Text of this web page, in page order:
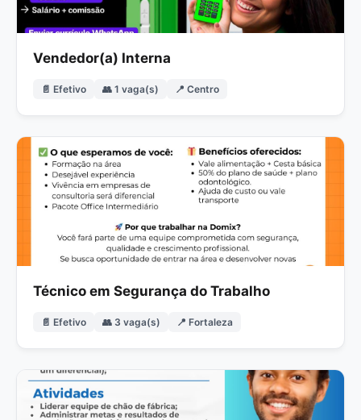
Vendedor(a) Interna
📄 Efetivo 👥 1 vaga(s) 📍 Centro
Técnico em Segurança do Trabalho
📄 Efetivo 👥 3 vaga(s) 📍 Fortaleza